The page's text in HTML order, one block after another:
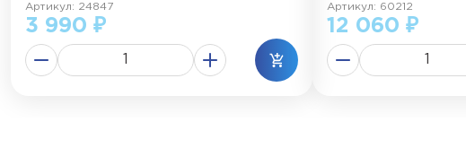
Артикул: 24847
3 990 ₽
Артикул: 60212
12 060 ₽